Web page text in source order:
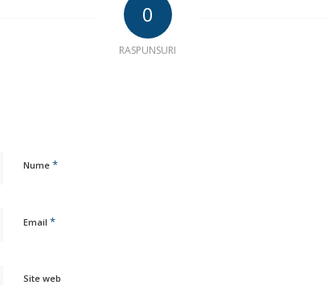
0
RASPUNSURI
Nume *
Email *
Site web